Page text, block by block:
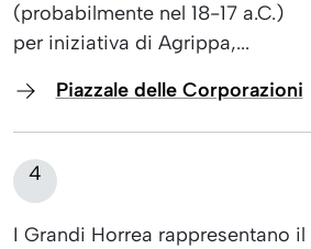
(probabilmente nel 18-17 a.C.)
per iniziativa di Agrippa,...
Piazzale delle Corporazioni
4
I Grandi Horrea rappresentano il